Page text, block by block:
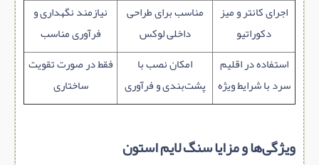
اجرای کانتر و میز
دکوراتیو
مناسب برای طراحی
داخلی لوکس
نیازمند نگهداری و
فرآوری مناسب
استفاده در اقلیم
سرد با شرایط ویژه
امکان نصب با
پشت‌بندی و فرآوری
فقط در صورت تقویت
ساختاری
ویژگی‌ها و مزایا سنگ لایم استون